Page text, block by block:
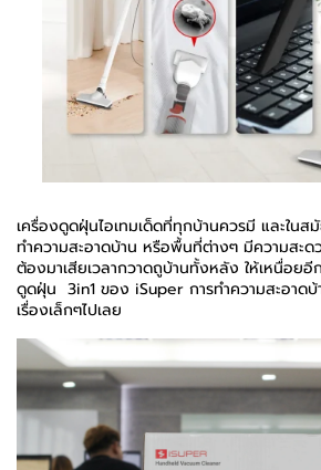
เครื่องดูดฝุ่นไอเทมเด็ดที่ทุกบ้านควรมี และในส
ทำความสะอาดบ้าน หรือพื้นที่ต่างๆ มีความสะ
ต้องมาเสียเวลากวาดถูบ้านทั้งหลัง ให้เหนื่อย
ดูดฝุ่น 3in1 ของ iSuper การทำความสะอาด
เรื่องเล็กๆไปเลย